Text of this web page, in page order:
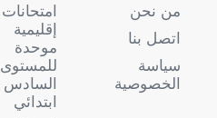
من نحن
اتصل بنا
سياسة
الخصوصية
امتحانات
إقليمية
موحدة
للمستوى
السادس
ابتدائي